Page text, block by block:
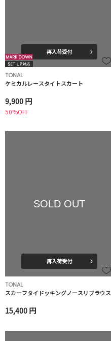
再入荷受付
TONAL
ケミカルレースタイトスカート
9,900 円
50%OFF
SOLD OUT
再入荷受付
TONAL
スカーフタイドッキングノースリブラウス
15,400 円